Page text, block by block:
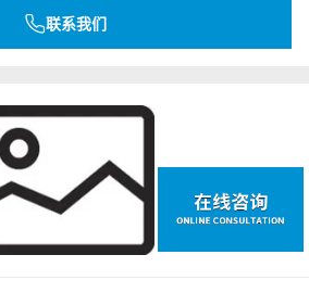
联系我们